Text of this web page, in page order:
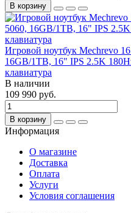
В корзину
Игровой ноутбук Mechrevo
16GB/1TB, 16" IPS 2.5K
клавиатура
В наличии
109 990 руб.
В корзину
Информация
О магазине
Доставка
Оплата
Услуги
Условия соглашения